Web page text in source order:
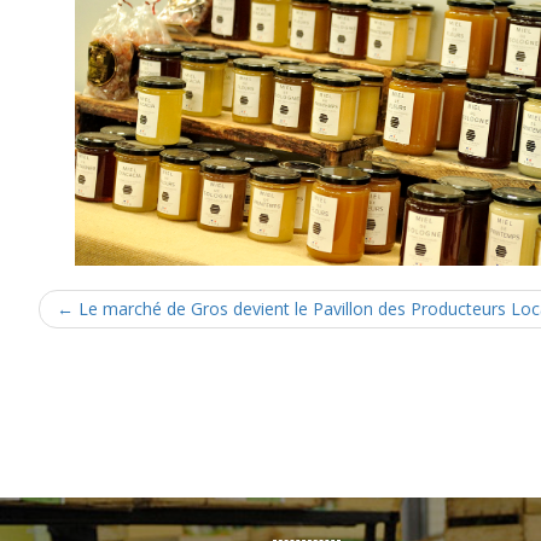
← Le marché de Gros devient le Pavillon des Producteurs